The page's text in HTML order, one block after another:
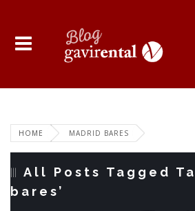
HOME MADRID BARES
All Posts Tagged
bares’